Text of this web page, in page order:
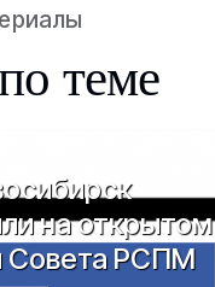
теме
на открытом
Совета РСПМ